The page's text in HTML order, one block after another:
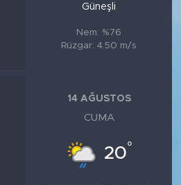
Güneşli
Nem: %76
Rüzgar: 4.50 m/s
14 AĞUSTOS
CUMA
20°